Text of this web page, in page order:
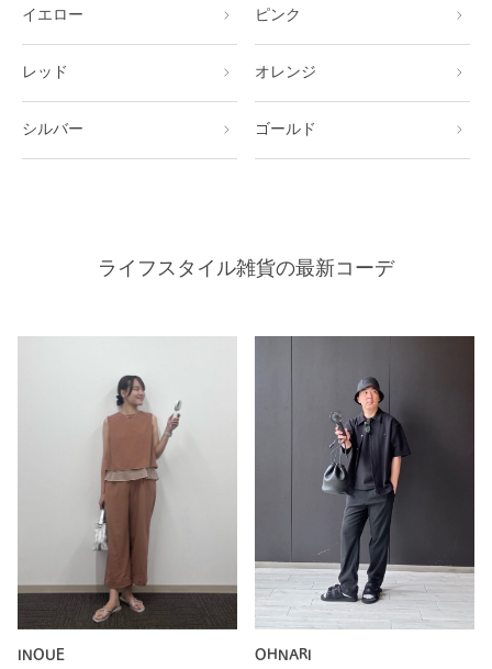
イエロー ピンク
レッド オレンジ
シルバー ゴールド
ライフスタイル雑貨の最新コーデ
INOUE OHNARI